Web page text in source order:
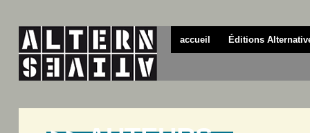
accueil Éditions